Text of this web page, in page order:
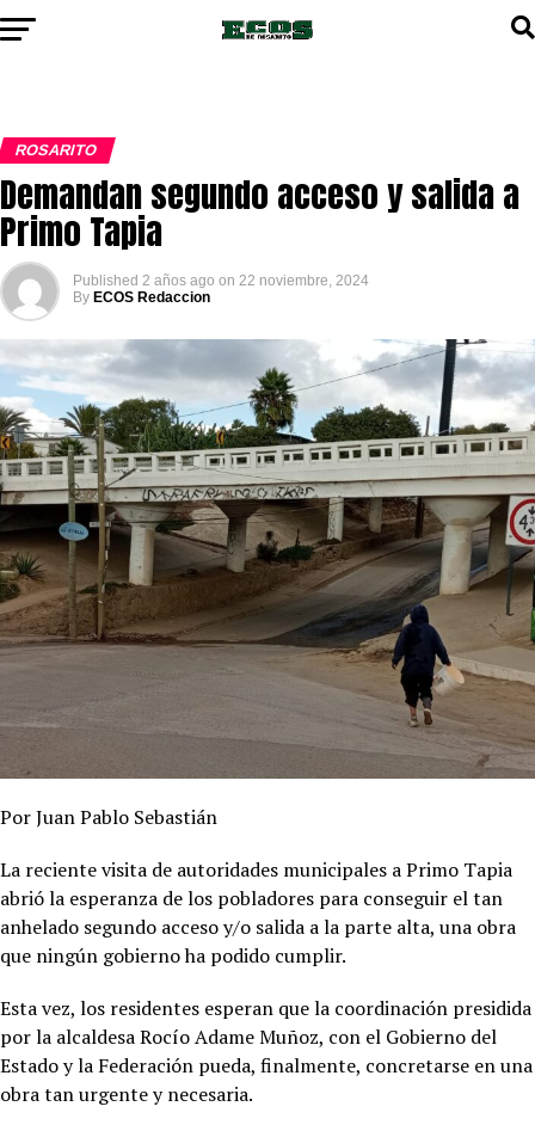
ROSARITO
Demandan segundo acceso y salida a
Primo Tapia
Published 2 años ago on 22 noviembre, 2024
By ECOS Redaccion
Por Juan Pablo Sebastián
La reciente visita de autoridades municipales a Primo Tapia
abrió la esperanza de los pobladores para conseguir el tan
anhelado segundo acceso y/o salida a la parte alta, una obra
que ningún gobierno ha podido cumplir.
Esta vez, los residentes esperan que la coordinación presidida
por la alcaldesa Rocío Adame Muñoz, con el Gobierno del
Estado y la Federación pueda, finalmente, concretarse en una
obra tan urgente y necesaria.